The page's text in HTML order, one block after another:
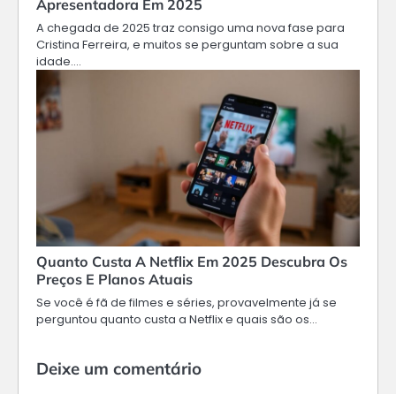
Apresentadora Em 2025
A chegada de 2025 traz consigo uma nova fase para
Cristina Ferreira, e muitos se perguntam sobre a sua
idade.…
Quanto Custa A Netflix Em 2025 Descubra Os
Preços E Planos Atuais
Se você é fã de filmes e séries, provavelmente já se
perguntou quanto custa a Netflix e quais são os…
Deixe um comentário